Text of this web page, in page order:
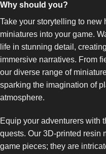
Why should you?
Take your storytelling to
miniatures into your game.
life in stunning detail,
immersive narratives. From
our diverse range of
sparking the imagination of
atmosphere.
Equip your adventurers with
quests. Our 3D-printed resin
game pieces; they are